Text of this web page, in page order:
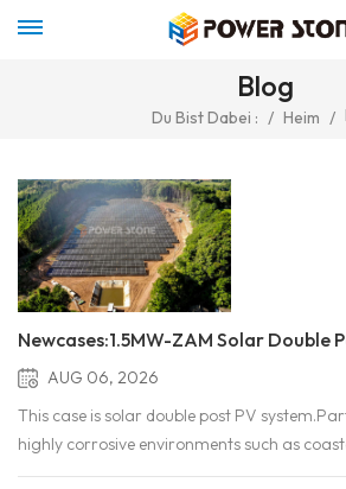
Blog
Du Bist Dabei : / Heim /
Newcases:1.5MW-ZAM Solar Double
AUG 06, 2026
This case is solar double post PV
highly corrosive environments such as
alkali lands, deserts, and industrial pollution